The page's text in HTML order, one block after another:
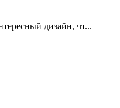
дизайн, чт...